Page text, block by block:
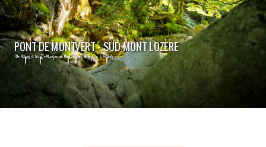
PONT DE MONTVERT - SUD MONT LOZÈRE
De Rûnes à Saint-Maurice de Ventalon et de Grizac à Finiels DE RUISSEAUX EN RIVIÈRES